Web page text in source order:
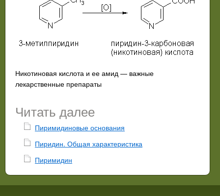
Никотиновая кислота и ее амид — важные
лекарственные препараты
Читать далее
Пиримидиновые основания
Пиридин. Общая характеристика
Пиримидин